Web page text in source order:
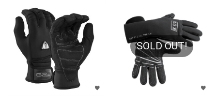
SOLD OUT!